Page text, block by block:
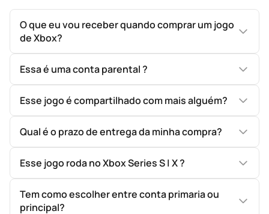
O que eu vou receber quando comprar um jogo
de Xbox?
Essa é uma conta parental ?
Esse jogo é compartilhado com mais alguém?
Qual é o prazo de entrega da minha compra?
Esse jogo roda no Xbox Series S | X ?
Tem como escolher entre conta primaria ou
principal?